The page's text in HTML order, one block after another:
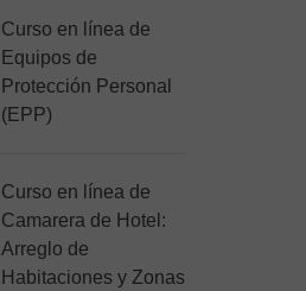
Curso en línea de
Equipos de
Protección Personal
(EPP)
Curso en línea de
Camarera de Hotel:
Arreglo de
Habitaciones y Zonas